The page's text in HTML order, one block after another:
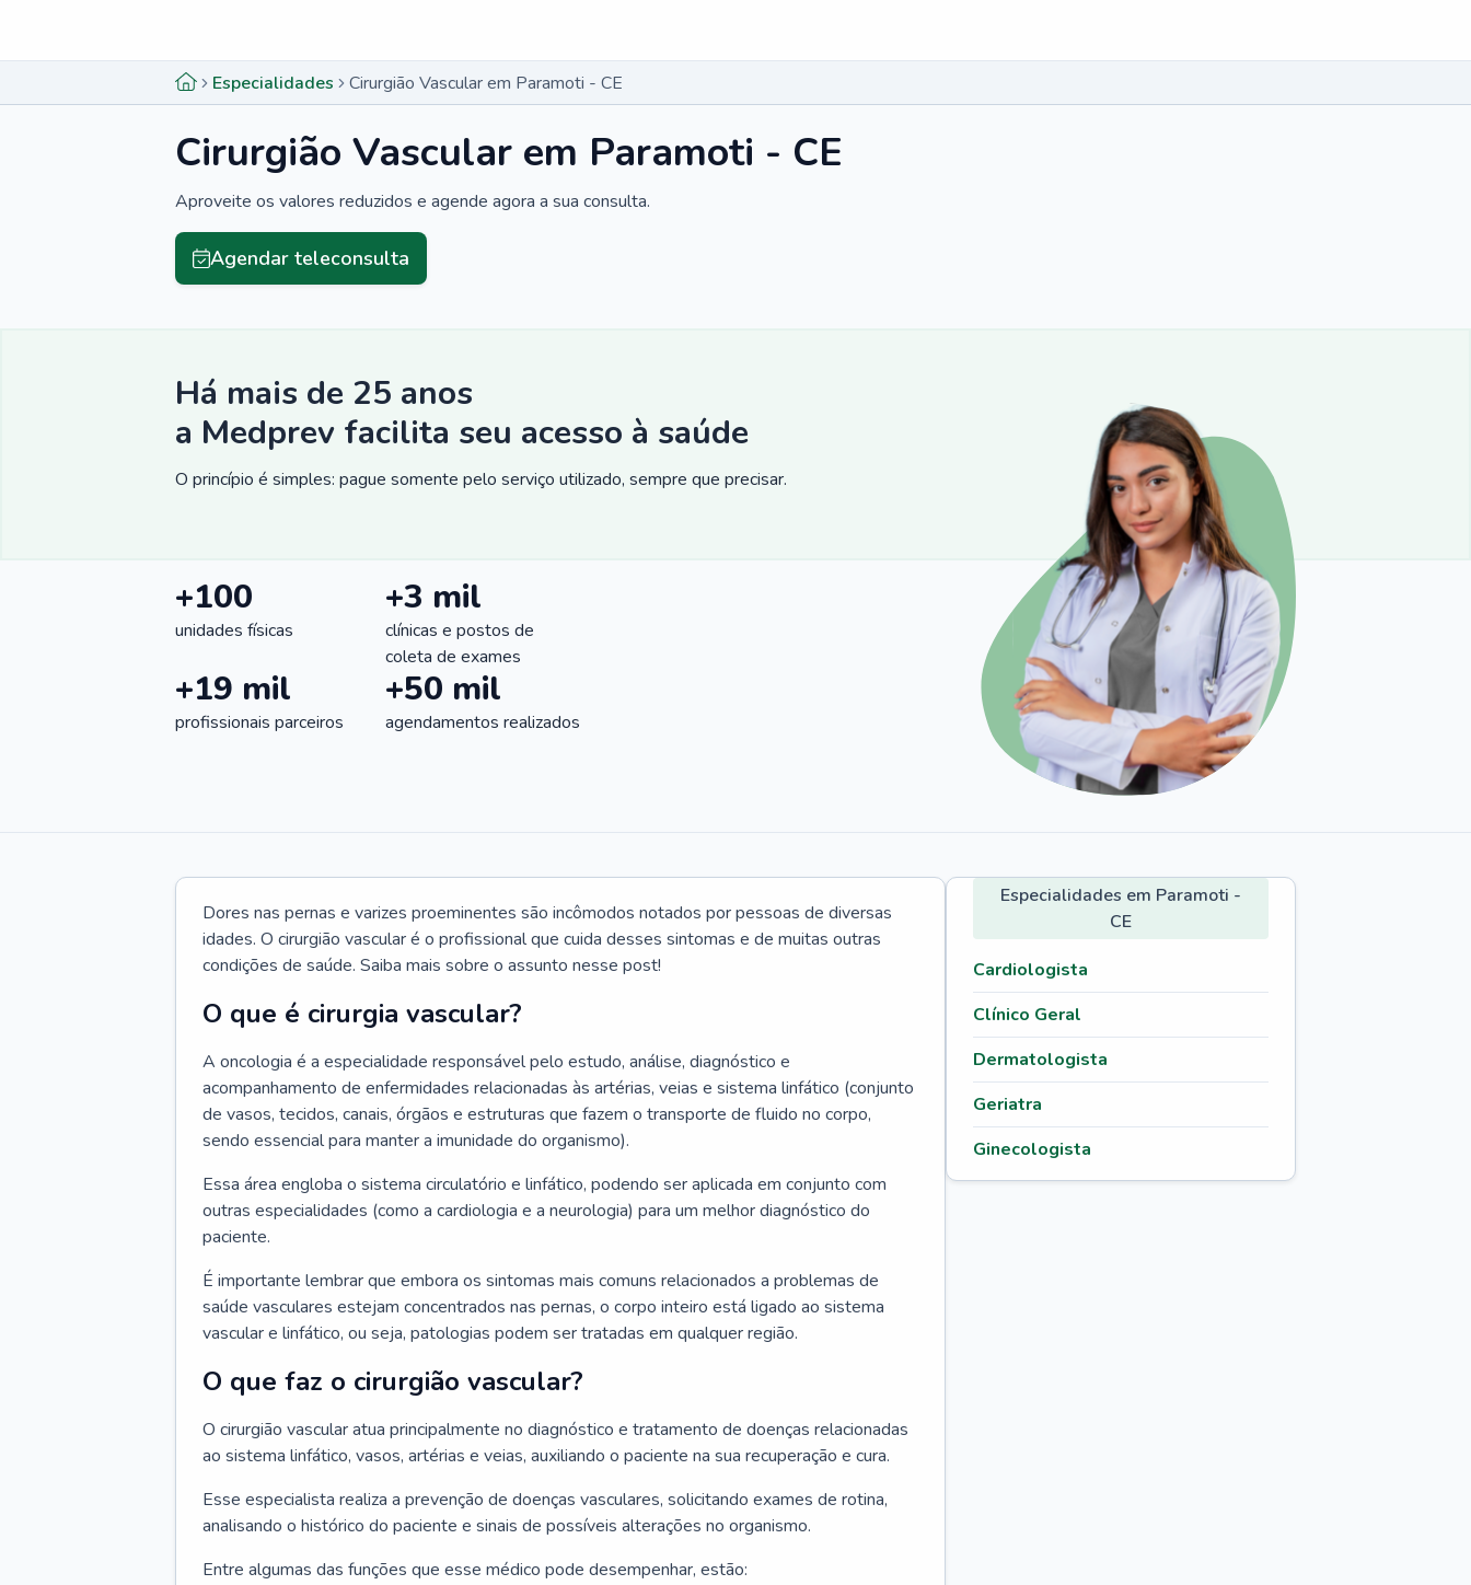
Especialidades Cirurgião Vascular em Paramoti - CE
Cirurgião Vascular em Paramoti - CE
Aproveite os valores reduzidos e agende agora a sua consulta.
Agendar teleconsulta
Há mais de 25 anos
a Medprev facilita seu acesso à saúde
O princípio é simples: pague somente pelo serviço utilizado, sempre que precisar.
+100
unidades físicas
+3 mil
clínicas e postos de
coleta de exames
+19 mil
profissionais parceiros
+50 mil
agendamentos realizados
Dores nas pernas e varizes proeminentes são incômodos notados por pessoas de diversas
idades. O cirurgião vascular é o profissional que cuida desses sintomas e de muitas outras
condições de saúde. Saiba mais sobre o assunto nesse post!
O que é cirurgia vascular?
A oncologia é a especialidade responsável pelo estudo, análise, diagnóstico e
acompanhamento de enfermidades relacionadas às artérias, veias e sistema linfático (conjunto
de vasos, tecidos, canais, órgãos e estruturas que fazem o transporte de fluido no corpo,
sendo essencial para manter a imunidade do organismo).
Essa área engloba o sistema circulatório e linfático, podendo ser aplicada em conjunto com
outras especialidades (como a cardiologia e a neurologia) para um melhor diagnóstico do
paciente.
É importante lembrar que embora os sintomas mais comuns relacionados a problemas de
saúde vasculares estejam concentrados nas pernas, o corpo inteiro está ligado ao sistema
vascular e linfático, ou seja, patologias podem ser tratadas em qualquer região.
O que faz o cirurgião vascular?
O cirurgião vascular atua principalmente no diagnóstico e tratamento de doenças relacionadas
ao sistema linfático, vasos, artérias e veias, auxiliando o paciente na sua recuperação e cura.
Esse especialista realiza a prevenção de doenças vasculares, solicitando exames de rotina,
analisando o histórico do paciente e sinais de possíveis alterações no organismo.
Entre algumas das funções que esse médico pode desempenhar, estão:
Especialidades em Paramoti -
CE
Cardiologista
Clínico Geral
Dermatologista
Geriatra
Ginecologista